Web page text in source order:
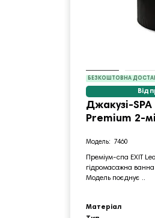
БЕЗКОШТОВНА
Джакузі-
Premium 2-
7460
Преміум‑спа EXIT
гідромасажна ванна
Модель поєднує ..
Матеріал